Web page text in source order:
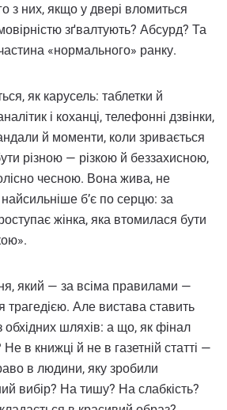
з них, якщо у двері вломиться
зґвалтують? Абсурд? Та
«нормального» ранку.
як карусель: таблетки й
і коханці, телефонні дзвінки,
й моменти, коли зривається
різною — різкою й беззахисною,
чесною. Вона жива, не
б’є по серцю: за
жінка, яка втомилася бути
який — за всіма правилами —
Але вистава ставить
обхідних шляхів: а що, як фінал
в книжці й не в газетній статті —
в людини, яку зробили
вибір? На тишу? На слабкість?